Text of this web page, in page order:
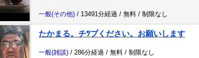
一般(その他) / 13491分経過 / 無料 / 制限なし
たかまる。チﾂプください。お願いします
一般(雑談) / 286分経過 / 無料 / 制限なし